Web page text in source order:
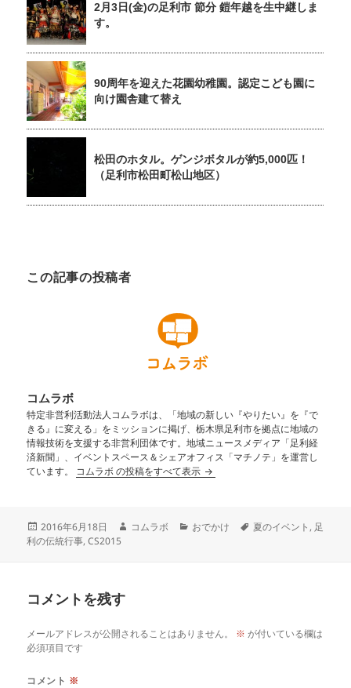
2月3日(金)の足利市 節分 鎧年越を生中継しま
す。
90周年を迎えた花園幼稚園。認定こども園に
向け園舎建て替え
松田のホタル。ゲンジボタルが約5,000匹！
（足利市松田町松山地区）
この記事の投稿者
コムラボ
特定非営利活動法人コムラボは、「地域の新しい『やりたい』を『で
きる』に変える」をミッションに掲げ、栃木県足利市を拠点に地域の
情報技術を支援する非営利団体です。地域ニュースメディア「足利経
済新聞」、イベントスペース＆シェアオフィス「マチノテ」を運営し
ています。 コムラボ の投稿をすべて表示
2016年6月18日 コムラボ おでかけ 夏のイベント , 足
利の伝統行事,CS2015
コメントを残す
メールアドレスが公開されることはありません。 ※ が付いている欄は
必須項目です
コメント ※